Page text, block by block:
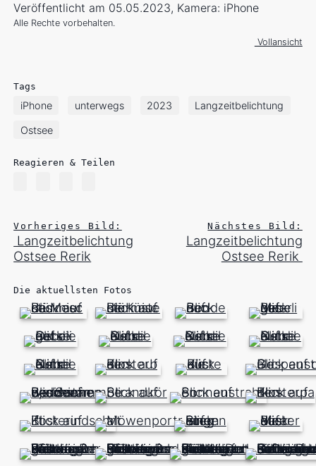
Veröffentlicht am 05.05.2023, Kamera: iPhone
Alle Rechte vorbehalten.
Vollansicht
Tags
iPhone unterwegs 2023 Langzeitbelichtung
Ostsee
Reagieren & Teilen
Vorheriges Bild:
Langzeitbelichtung
Ostsee Rerik
Nächstes Bild:
Langzeitbelichtung
Ostsee Rerik
Die aktuellsten Fotos